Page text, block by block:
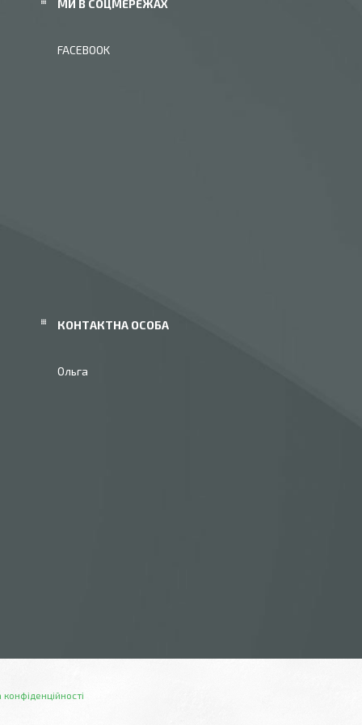
МИ В СОЦМЕРЕЖАХ
FACEBOOK
Ольга
конфіденційності